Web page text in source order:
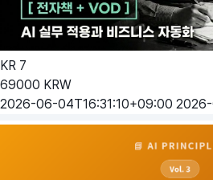
KR 7
69000 KRW
2026-06-04T16:31:10+09:00